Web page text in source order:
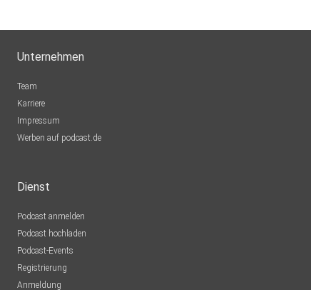
Unternehmen
Team
Karriere
Impressum
Werben auf podcast.de
Dienst
Podcast anmelden
Podcast hochladen
Podcast-Events
Registrierung
Anmeldung